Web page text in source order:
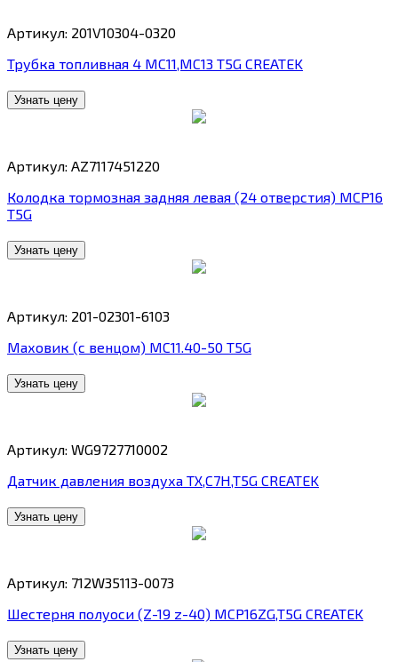
Артикул: 201V10304-0320
Трубка топливная 4 MC11,MC13 T5G CREATEK
Узнать цену
Артикул: AZ7117451220
Колодка тормозная задняя левая (24 отверстия) MCP16
T5G
Узнать цену
Артикул: 201-02301-6103
Маховик (с венцом) MC11.40-50 T5G
Узнать цену
Артикул: WG9727710002
Датчик давления воздуха TX,C7H,T5G CREATEK
Узнать цену
Артикул: 712W35113-0073
Шестерня полуоси (Z-19 z-40) MCP16ZG,T5G CREATEK
Узнать цену